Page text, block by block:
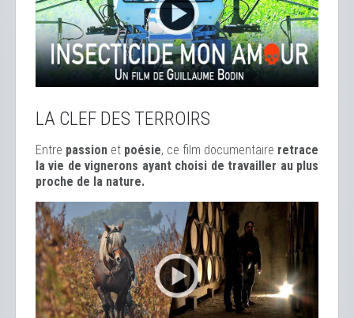
LA CLEF DES TERROIRS
Entre passion et poésie, ce film documentaire retrace
la vie de vignerons ayant choisi de travailler au plus
proche de la nature.